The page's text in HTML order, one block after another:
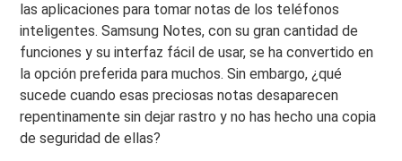
las aplicaciones para tomar notas de los teléfonos
inteligentes. Samsung Notes, con su gran cantidad de
funciones y su interfaz fácil de usar, se ha convertido en
la opción preferida para muchos. Sin embargo, ¿qué
sucede cuando esas preciosas notas desaparecen
repentinamente sin dejar rastro y no has hecho una copia
de seguridad de ellas?